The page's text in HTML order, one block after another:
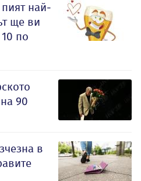
най-
ще ви
по
90
в